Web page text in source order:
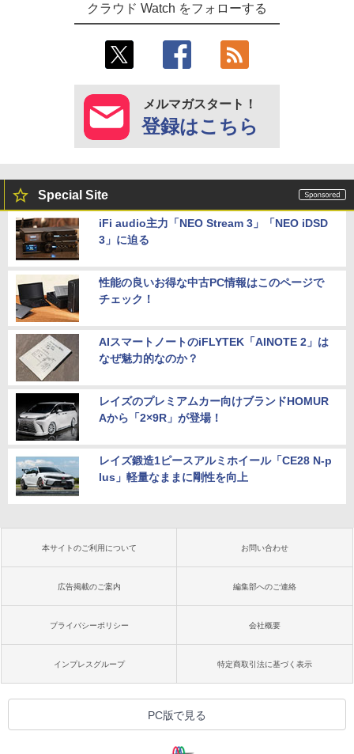
クラウド Watch をフォローする
メルマガスタート！
登録はこちら
Special Site
iFi audio主力「NEO Stream 3」「NEO iDSD
3」に迫る
性能の良いお得な中古PC情報はこのページで
チェック！
AIスマートノートのiFLYTEK「AINOTE 2」は
なぜ魅力的なのか？
レイズのプレミアムカー向けブランドHOMUR
Aから「2×9R」が登場！
レイズ鍛造1ピースアルミホイール「CE28 N-p
lus」軽量なままに剛性を向上
本サイトのご利用について お問い合わせ
広告掲載のご案内 編集部へのご連絡
プライバシーポリシー 会社概要
インプレスグループ 特定商取引法に基づく表示
PC版で見る